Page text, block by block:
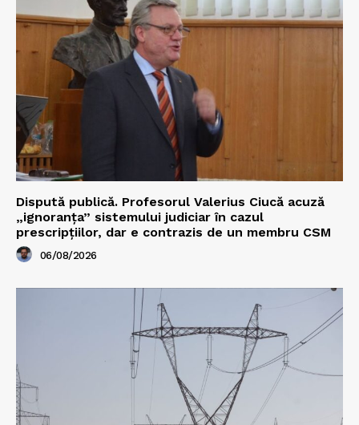
Dispută publică. Profesorul Valerius Ciucă acuză
„ignoranța” sistemului judiciar în cazul
prescripțiilor, dar e contrazis de un membru CSM
06/08/2026